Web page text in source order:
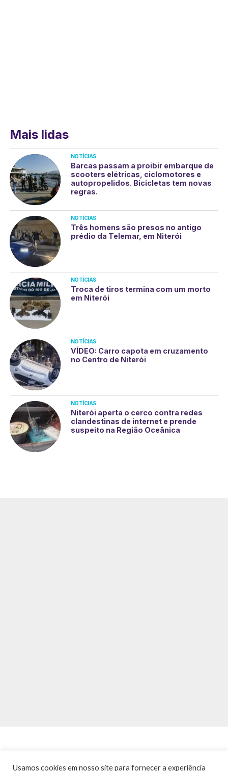
Mais lidas
NOTÍCIAS
Barcas passam a proibir embarque de
scooters elétricas, ciclomotores e
autopropelidos. Bicicletas tem novas
regras.
NOTÍCIAS
Três homens são presos no antigo
prédio da Telemar, em Niterói
NOTÍCIAS
Troca de tiros termina com um morto
em Niterói
NOTÍCIAS
VÍDEO: Carro capota em cruzamento
no Centro de Niterói
NOTÍCIAS
Niterói aperta o cerco contra redes
clandestinas de internet e prende
suspeito na Região Oceânica
Usamos cookies em nosso site para fornecer a experiência